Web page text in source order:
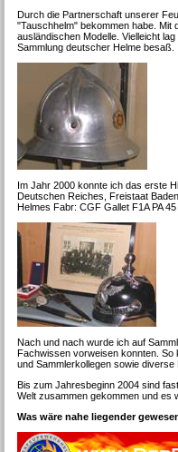
Durch die Partnerschaft unserer
"Tauschhelm" bekommen habe. Mit
ausländischen Modelle. Vielleicht
Sammlung deutscher Helme besaß.
Im Jahr 2000 konnte ich das erste
Deutschen Reiches, Freistaat
Helmes Fabr: CGF Gallet F1A PA
Nach und nach wurde ich auf
Fachwissen vorweisen konnten. So
und Sammlerkollegen sowie
Bis zum Jahresbeginn 2004 sind
Welt zusammen gekommen und es
Was wäre nahe liegender